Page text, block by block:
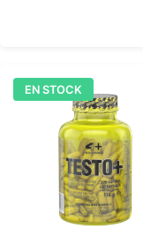
EN STOCK